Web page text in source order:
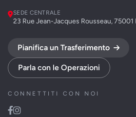
SEDE CENTRALE
23 Rue Jean-Jacques Rousseau, 75001
Pianifica un Trasferimento
Parla con le Operazioni
CONNETTITI CON NOI